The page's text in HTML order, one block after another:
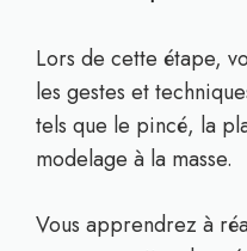
Lors de cette étape,
les gestes et
tels que le pincé, la
modelage à la masse.
Vous apprendrez à